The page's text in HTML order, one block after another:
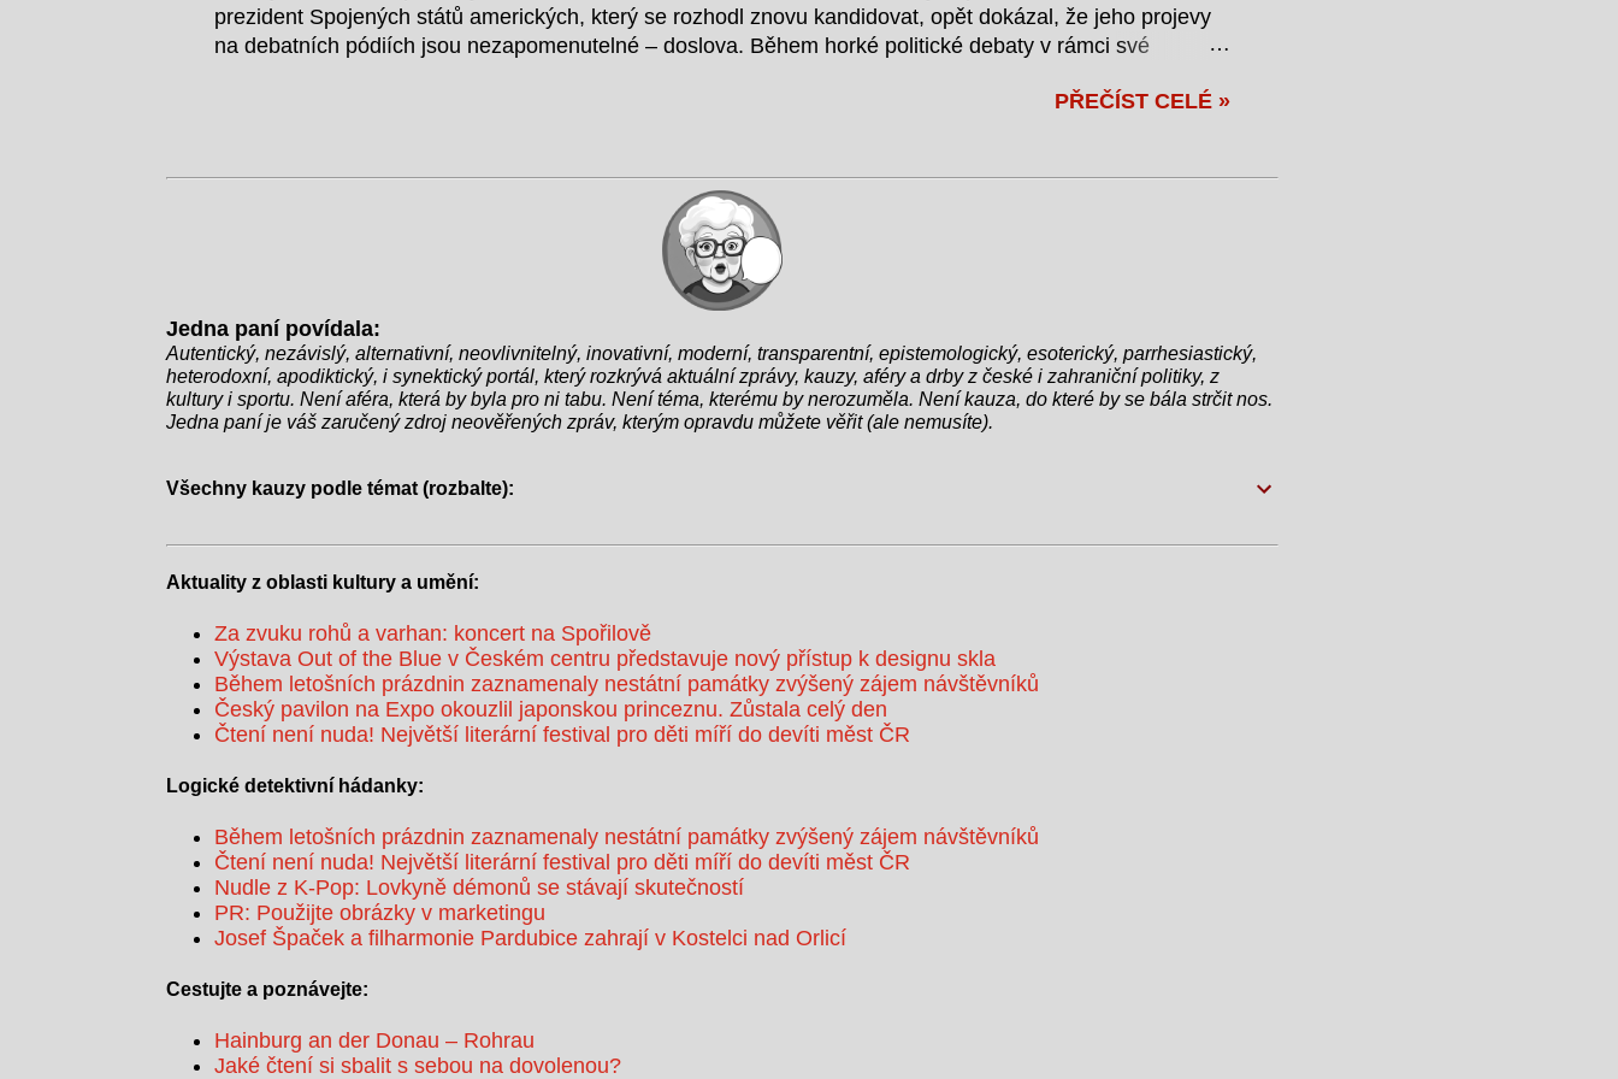
prezident Spojených států amerických, který se rozhodl znovu kandidovat, opět dokázal, že jeho projevy
na debatních pódiích jsou nezapomenutelné – doslova. Během horké politické debaty v rámci své
bouřlivým potleskem a smíchem, což však bylo jen začátkem celé komické situace. Moderátor se rozhodl
Napoleonem z Francie. Skvělý chlapík, měli jsme spoustu dobrodružství!" Při této zmínce publikum i
ostatní kandidáti zůstali v šoku. "Myslíte Napoleona Bonaparteho?" zeptal se zmateně jeden z oponentů.
Biden sebejistě přikývl: "Ano, přesně tak. Napoleon! Můj...
PŘEČÍST CELÉ »
Jedna paní povídala:
Autentický, nezávislý, alternativní, neovlivnitelný, inovativní, moderní, transparentní, epistemologický, esoterický, parrhesiastický,
heterodoxní, apodiktický, i synektický portál, který rozkrývá aktuální zprávy, kauzy, aféry a drby z české i zahraniční politiky, z
kultury i sportu. Není aféra, která by byla pro ni tabu. Není téma, kterému by nerozuměla. Není kauza, do které by se bála strčit nos.
Jedna paní je váš zaručený zdroj neověřených zpráv, kterým opravdu můžete věřit (ale nemusíte).
Všechny kauzy podle témat (rozbalte):
Aktuality z oblasti kultury a umění:
Za zvuku rohů a varhan: koncert na Spořilově
Výstava Out of the Blue v Českém centru představuje nový přístup k designu skla
Během letošních prázdnin zaznamenaly nestátní památky zvýšený zájem návštěvníků
Český pavilon na Expo okouzlil japonskou princeznu. Zůstala celý den
Čtení není nuda! Největší literární festival pro děti míří do devíti měst ČR
Logické detektivní hádanky:
Během letošních prázdnin zaznamenaly nestátní památky zvýšený zájem návštěvníků
Čtení není nuda! Největší literární festival pro děti míří do devíti měst ČR
Nudle z K-Pop: Lovkyně démonů se stávají skutečností
PR: Použijte obrázky v marketingu
Josef Špaček a filharmonie Pardubice zahrají v Kostelci nad Orlicí
Cestujte a poznávejte:
Hainburg an der Donau – Rohrau
Jaké čtení si sbalit s sebou na dovolenou?